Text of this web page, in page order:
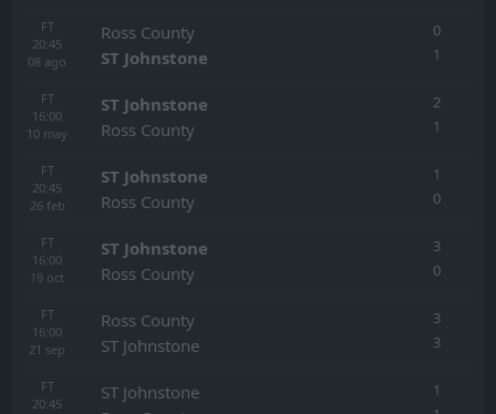
FT
20:45
08 ago
Ross County
ST Johnstone
0
1
FT
16:00
10 may
ST Johnstone
Ross County
2
1
FT
20:45
26 feb
ST Johnstone
Ross County
1
0
FT
16:00
19 oct
ST Johnstone
Ross County
3
0
FT
16:00
21 sep
Ross County
ST Johnstone
3
3
FT
20:45
ST Johnstone
1